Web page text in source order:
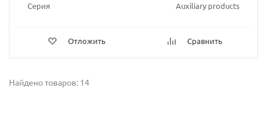
Серия
Auxiliary products
Отложить Сравнить
Найдено товаров: 14